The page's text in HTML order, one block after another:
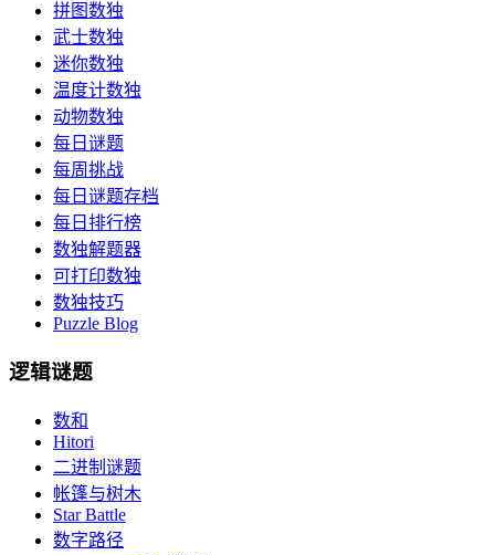
拼图数独
武士数独
迷你数独
温度计数独
动物数独
每日谜题
每周挑战
每日谜题存档
每日排行榜
数独解题器
可打印数独
数独技巧
Puzzle Blog
逻辑谜题
数和
Hitori
二进制谜题
帐篷与树木
Star Battle
数字路径